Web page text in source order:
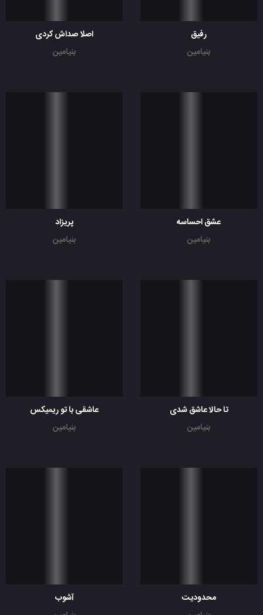
رفیق
بنیامین
اصلا صداش کردی
بنیامین
عشق احساسه
بنیامین
پریزاد
بنیامین
تا حالا عاشق شدی
بنیامین
عاشقی با تو ریمیکس
بنیامین
محدودیت
آشوب